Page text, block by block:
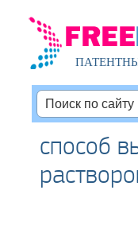
способ